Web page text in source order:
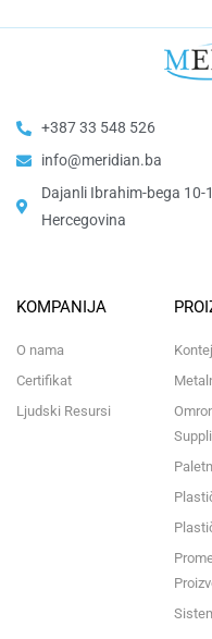
+387 33 548 526
info@meridian.ba
Dajanli Ibrahim-bega 10-
Hercegovina​
KOMPANIJA
O nama
Certifikat
Ljudski Resursi